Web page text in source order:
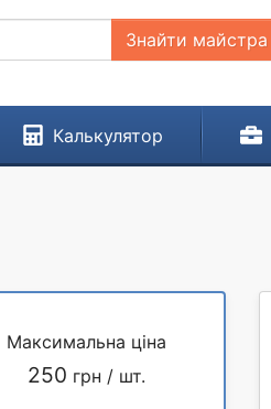
Знайти майстра
Калькулятор
Максимальна ціна
250 грн / шт.